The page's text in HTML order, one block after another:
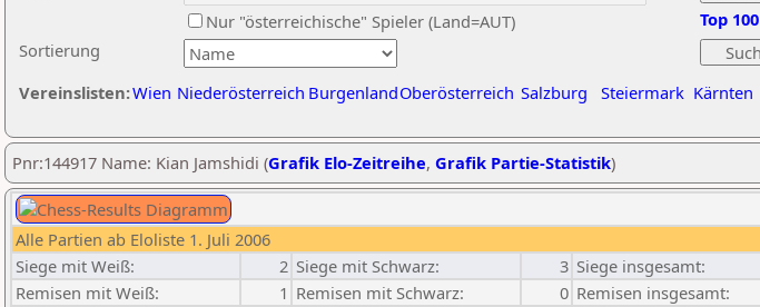
Sortierung
Nur "österreichische" Spieler (Land=AUT)
Vereinslisten:Wien Niederösterreich BurgenlandOberösterreich Salzburg Steiermark Kärnten
Top 100
Pnr:144917 Name: Kian Jamshidi (Grafik Elo-Zeitreihe, Grafik Partie-Statistik)
Alle Partien ab Eloliste 1. Juli 2006
Siege mit Weiß:
2 Siege mit Schwarz: 3 Siege insgesamt:
Remisen mit Weiß:
1 Remisen mit Schwarz: 0 Remisen insgesamt: